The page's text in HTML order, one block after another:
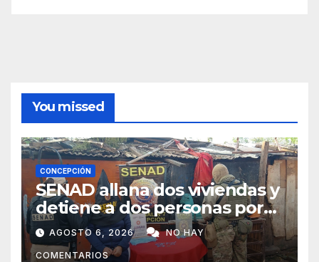
You missed
CONCEPCIÓN
SENAD allana dos viviendas y
detiene a dos personas por
presunto microtráfico en
Concepción
AGOSTO 6, 2026 NO HAY
COMENTARIOS